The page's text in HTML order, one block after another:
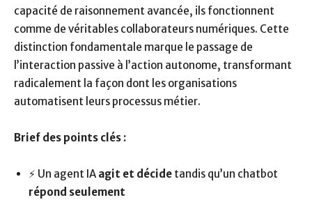
capacité de raisonnement avancée, ils fonctionnent
comme de véritables collaborateurs numériques. Cette
distinction fondamentale marque le passage de
l’interaction passive à l’action autonome, transformant
radicalement la façon dont les organisations
automatisent leurs processus métier.
Brief des points clés :
⚡ Un agent IA agit et décide tandis qu’un chatbot
répond seulement